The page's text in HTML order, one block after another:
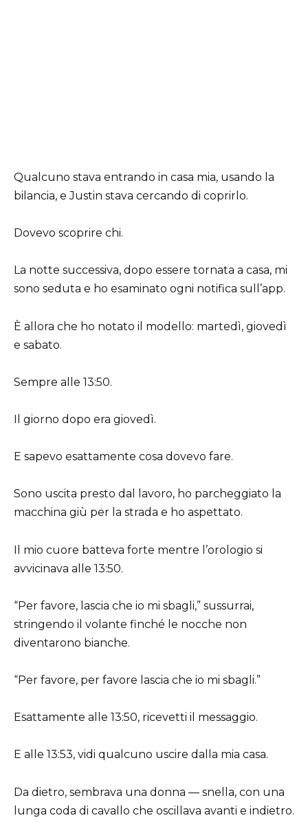
Qualcuno stava entrando in casa mia, usando la
bilancia, e Justin stava cercando di coprirlo.
Dovevo scoprire chi.
La notte successiva, dopo essere tornata a casa, mi
sono seduta e ho esaminato ogni notifica sull’app.
È allora che ho notato il modello: martedì, giovedì
e sabato.
Sempre alle 13:50.
Il giorno dopo era giovedì.
E sapevo esattamente cosa dovevo fare.
Sono uscita presto dal lavoro, ho parcheggiato la
macchina giù per la strada e ho aspettato.
Il mio cuore batteva forte mentre l’orologio si
avvicinava alle 13:50.
“Per favore, lascia che io mi sbagli,” sussurrai,
stringendo il volante finché le nocche non
diventarono bianche.
“Per favore, per favore lascia che io mi sbagli.”
Esattamente alle 13:50, ricevetti il messaggio.
E alle 13:53, vidi qualcuno uscire dalla mia casa.
Da dietro, sembrava una donna — snella, con una
lunga coda di cavallo che oscillava avanti e indietro.